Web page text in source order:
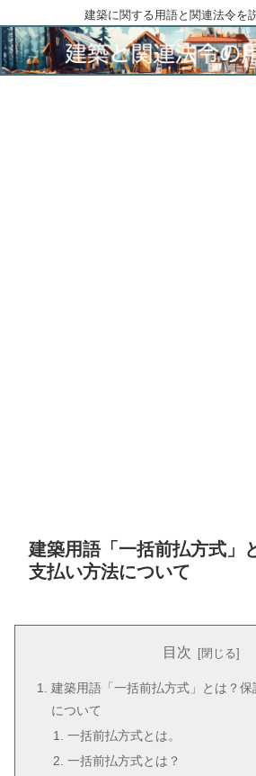
建築に関する用語と関連法令を
建築用語「一括前払方式」
支払い方法について
目次
建築用語「一括前払方式」とは？
について
一括前払方式とは。
一括前払方式とは？